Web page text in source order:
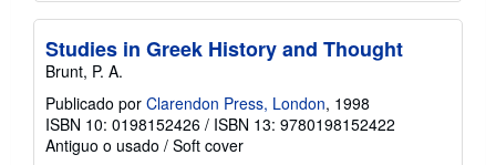
Studies in Greek History and Thought
Brunt, P. A.
Publicado por Clarendon Press, London, 1998
ISBN 10: 0198152426 / ISBN 13: 9780198152422
Antiguo o usado / Soft cover